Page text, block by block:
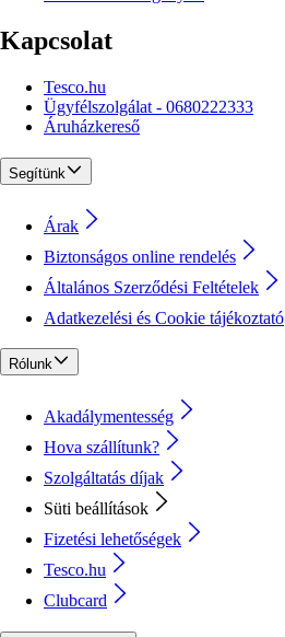
Kapcsolat
Tesco.hu
Ügyfélszolgálat - 0680222333
Áruházkereső
Segítünk
Árak
Biztonságos online rendelés
Általános Szerződési Feltételek
Adatkezelési és Cookie tájékoztató
Rólunk
Akadálymentesség
Hova szállítunk?
Szolgáltatás díjak
Süti beállítások
Fizetési lehetőségek
Tesco.hu
Clubcard